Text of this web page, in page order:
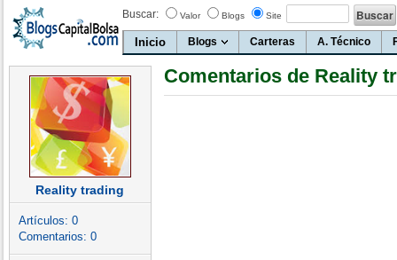
Buscar: Valor Blogs Site
Inicio Blogs Carteras A. Técnico
Reality trading
Artículos: 0
Comentarios: 0
Comentarios de Reality